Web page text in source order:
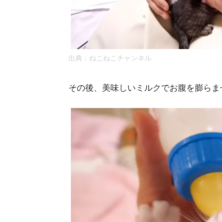
出典： ねこねこチャンネル
その後、美味しいミルクでお腹を膨ら